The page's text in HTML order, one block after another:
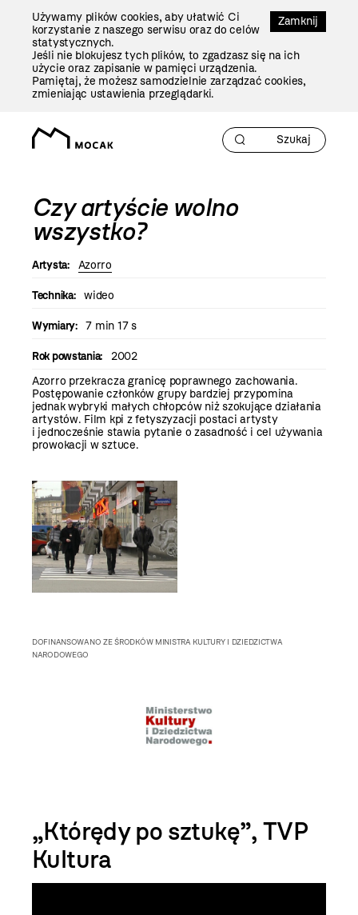
Zamknij
Używamy plików cookies, aby ułatwić Ci
korzystanie z naszego serwisu oraz do celów
statystycznych.
Jeśli nie blokujesz tych plików, to zgadzasz się na ich
użycie oraz zapisanie w pamięci urządzenia.
Pamiętaj, że możesz samodzielnie zarządzać cookies,
zmieniając ustawienia przeglądarki.
Czy artyście wolno
wszystko?
Artysta: Azorro
Technika: wideo
Wymiary: 7 min 17 s
Rok powstania:
2002
Azorro przekracza granicę poprawnego zachowania.
Postępowanie członków grupy bardziej przypomina
jednak wybryki małych chłopców niż szokujące działania
artystów. Film kpi z fetyszyzacji postaci artysty
i jednocześnie stawia pytanie o zasadność i cel używania
prowokacji w sztuce.
DOFINANSOWANO ZE ŚRODKÓW MINISTRA KULTURY I DZIEDZICTWA
NARODOWEGO
„Którędy po sztukę”, TVP
Kultura